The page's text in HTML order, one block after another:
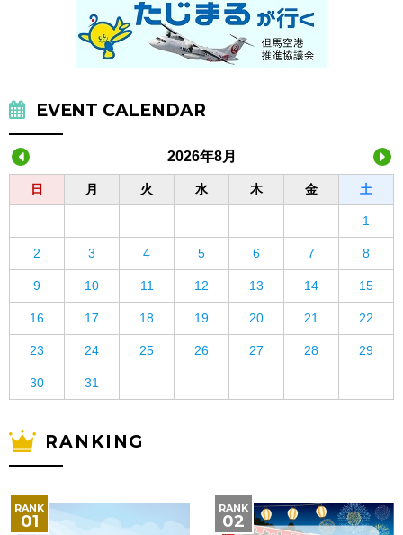
EVENT CALENDAR
2026年8月
日 月 火 水 木 金 土
1
2 3 4 5 6 7 8
9 10 11 12 13 14 15
16 17 18 19 20 21 22
23 24 25 26 27 28 29
30 31
RANKING